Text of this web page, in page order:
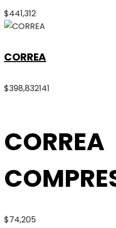
$441,312
CORREA
$398,832141
CORREA
$74,205